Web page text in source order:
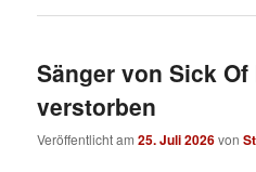
Sänger von Sick Of
verstorben
Veröffentlicht am25. Juli 2026von